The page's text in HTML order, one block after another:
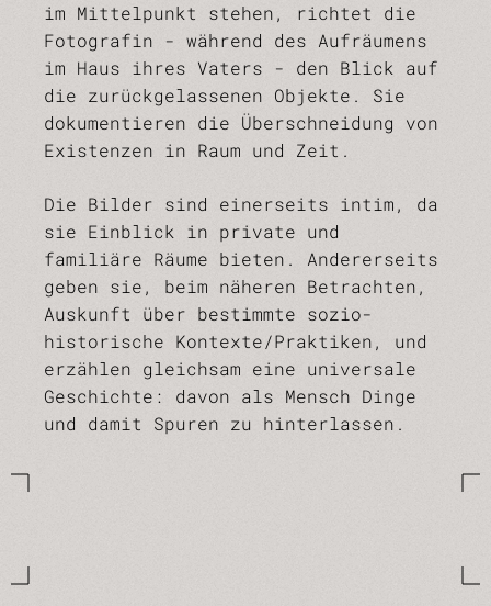
im Mittelpunkt stehen, richtet die
Fotografin - während des Aufräumens
im Haus ihres Vaters - den Blick auf
die zurückgelassenen Objekte. Sie
dokumentieren die Überschneidung von
Existenzen in Raum und Zeit.
Die Bilder sind einerseits intim, da
sie Einblick in private und
familiäre Räume bieten. Andererseits
geben sie, beim näheren Betrachten,
Auskunft über bestimmte sozio-
historische Kontexte/Praktiken, und
erzählen gleichsam eine universale
Geschichte: davon als Mensch Dinge
und damit Spuren zu hinterlassen.